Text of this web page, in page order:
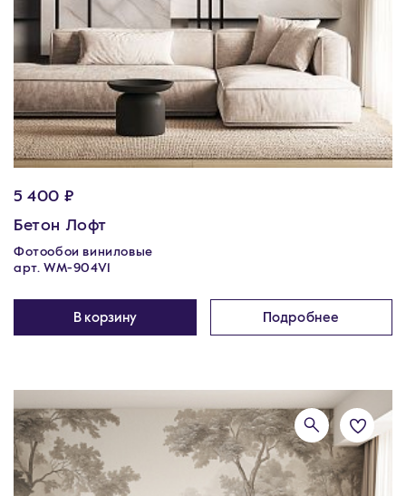
5 400 ₽
Бетон Лофт
Фотообои виниловые
арт. WM-904V1
В корзину Подробнее